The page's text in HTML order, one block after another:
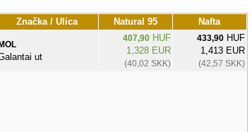
Značka / Ulica Natural 95 Nafta
MOL
ut
407,90HUF
1,328 EUR
(40,02 SKK)
433,90HUF
1,413 EUR
(42,57 SKK)